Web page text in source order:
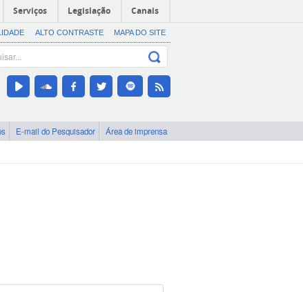
Serviços Legislação Canais
ALTO CONTRASTE MAPA DO SITE
E-mail do Pesquisador Área de imprensa